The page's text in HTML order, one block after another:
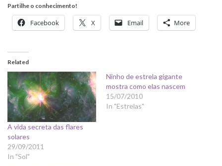
Partilhe o conhecimento!
Facebook X Email More
Related
A vida secreta das flares
solares
29/09/2011
In "Sol"
Ninho de estrela gigante
mostra como elas nascem
15/07/2010
In "Estrelas"